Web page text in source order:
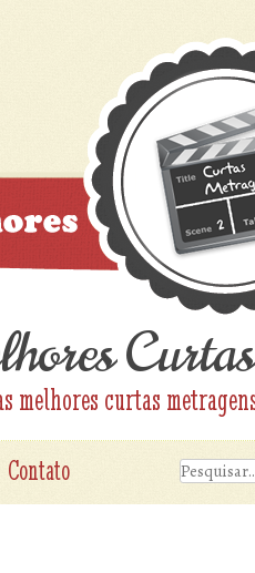
Curtas
melhores curtas
Contato